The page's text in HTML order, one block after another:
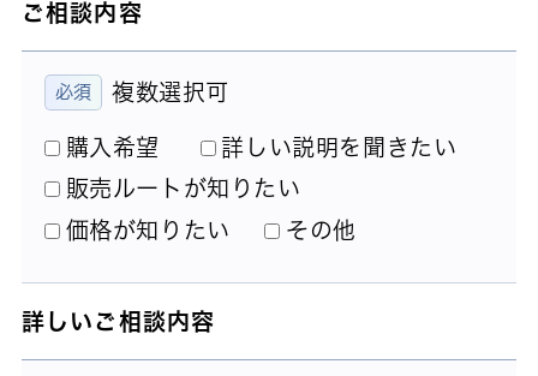
ご相談内容
複数選択可
購入希望
詳しい説明を聞きたい
販売ルートが知りたい
価格が知りたい
その他
詳しいご相談内容